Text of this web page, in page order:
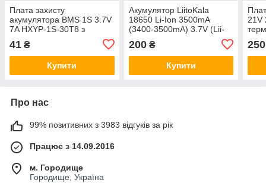
Плата захисту
акумулятора BMS 1S 3.7V
7A HXYP-1S-30T8 з
41 ₴
Купити
Акумулятор LiitoKala
18650 Li-Ion 3500mA
(3400-3500mA) 3.7V (Lii-
200₴
Купити
21V
250
Про нас
99% позитивних з 3983 відгуків за рік
Працює з 14.09.2016
м. Городище
Городище, Україна